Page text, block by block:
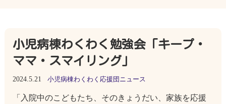
小児病棟わくわく勉強会「キープ・
ママ・スマイリング」
2024.5.21 小児病棟わくわく応援団ニュース
「入院中のこどもたち、そのきょうだい、家族を応援